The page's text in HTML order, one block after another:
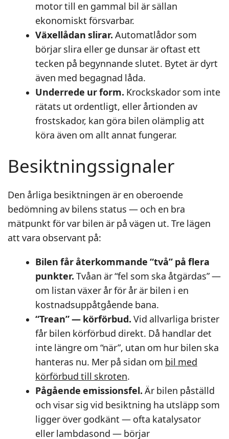
motor till en gammal bil är sällan
ekonomiskt försvarbar.
Växellådan slirar. Automatlådor som
börjar slira eller ge dunsar är oftast ett
tecken på begynnande slutet. Bytet är dyrt
även med begagnad låda.
Underrede ur form. Krockskador som inte
rätats ut ordentligt, eller årtionden av
frostskador, kan göra bilen olämplig att
köra även om allt annat fungerar.
Besiktningssignaler
Den årliga besiktningen är en oberoende
bedömning av bilens status — och en bra
mätpunkt för var bilen är på vägen ut. Tre lägen
att vara observant på:
Bilen får återkommande “två” på flera
punkter. Tvåan är “fel som ska åtgärdas” —
om listan växer år för år är bilen i en
kostnadsuppåtgående bana.
“Trean” — körförbud. Vid allvarliga brister
får bilen körförbud direkt. Då handlar det
inte längre om “när”, utan om hur bilen ska
hanteras nu. Mer på sidan om bil med
körförbud till skroten.
Pågående emissionsfel. Är bilen påställd
och visar sig vid besiktning ha utsläpp som
ligger över godkänt — ofta katalysator
eller lambdasond — börjar